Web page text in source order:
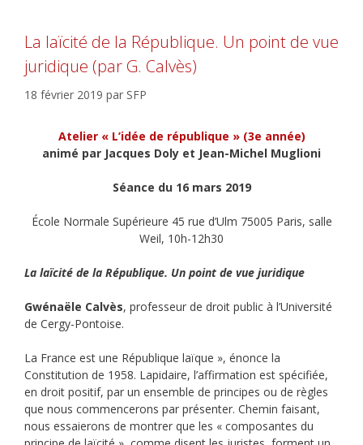
La laïcité de la République. Un point de vue
juridique (par G. Calvès)
18 février 2019 par SFP
Atelier « L’idée de république » (3e année)
animé par Jacques Doly et Jean-Michel Muglioni
Séance du 16 mars 2019
École Normale Supérieure 45 rue d’Ulm 75005 Paris, salle
Weil, 10h-12h30
La laïcité de la République. Un point de vue juridique
Gwénaële Calvès, professeur de droit public à l’Université
de Cergy-Pontoise.
La France est une République laïque », énonce la
Constitution de 1958. Lapidaire, l’affirmation est spécifiée,
en droit positif, par un ensemble de principes ou de règles
que nous commencerons par présenter. Chemin faisant,
nous essaierons de montrer que les « composantes du